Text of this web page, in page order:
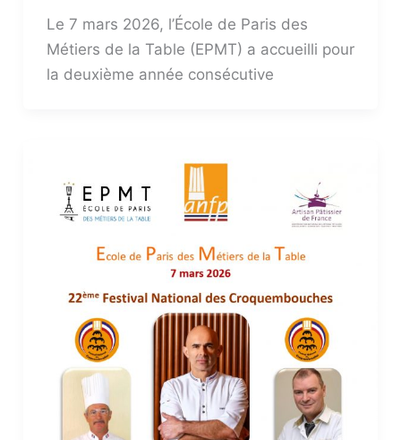
Le 7 mars 2026, l’École de Paris des
Métiers de la Table (EPMT) a accueilli pour
la deuxième année consécutive